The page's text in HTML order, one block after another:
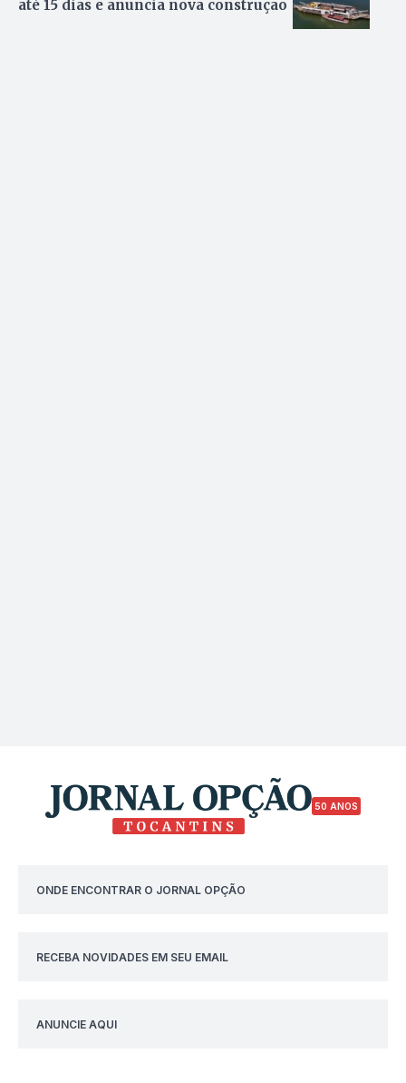
até 15 dias e anuncia nova construção
50 ANOS
ONDE ENCONTRAR O JORNAL OPÇÃO
RECEBA NOVIDADES EM SEU EMAIL
ANUNCIE AQUI